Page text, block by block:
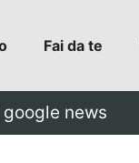
Fai da te
news